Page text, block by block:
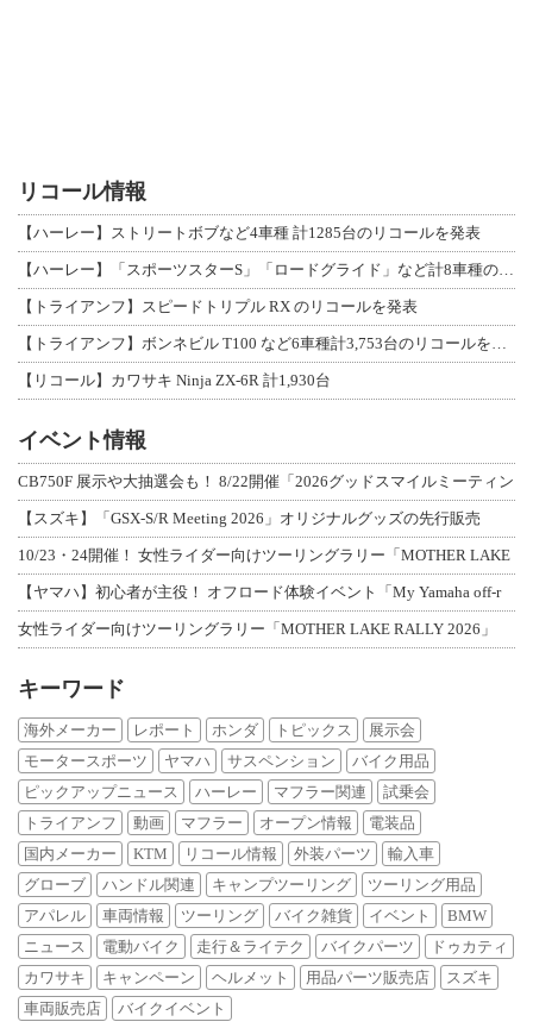
リコール情報
【ハーレー】ストリートボブなど4車種 計1285台のリコールを発表
【ハーレー】「スポーツスターS」「ロードグライド」など計8車種のリコールを発表
【トライアンフ】スピードトリプル RX のリコールを発表
【トライアンフ】ボンネビル T100 など6車種計3,753台のリコールを発表
【リコール】カワサキ Ninja ZX-6R 計1,930台
イベント情報
CB750F 展示や大抽選会も！ 8/22開催「2026グッドスマイルミーティン
【スズキ】「GSX-S/R Meeting 2026」オリジナルグッズの先行販売
10/23・24開催！ 女性ライダー向けツーリングラリー「MOTHER LAKE
【ヤマハ】初心者が主役！ オフロード体験イベント「My Yamaha off-r
女性ライダー向けツーリングラリー「MOTHER LAKE RALLY 2026」
キーワード
海外メーカー レポート ホンダ トピックス
展示会
モータースポーツ
ヤマハ サスペンション
バイク用品
ピックアップニュース
ハーレー マフラー関連
試乗会
トライアンフ
動画 マフラー オープン情報
電装品
国内メーカー
KTM リコール情報 外装パーツ
輸入車
グローブ
ハンドル関連 キャンプツーリング
ツーリング用品
アパレル
車両情報 ツーリング バイク雑貨 イベント
BMW
ニュース
電動バイク 走行＆ライテク バイクパーツ
ドゥカティ
カワサキ
キャンペーン ヘルメット 用品パーツ販売店
スズキ
車両販売店
バイクイベント